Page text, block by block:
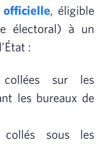
officielle , éligible
électoral) à un
:
collées sur les
les bureaux de
collés sous les